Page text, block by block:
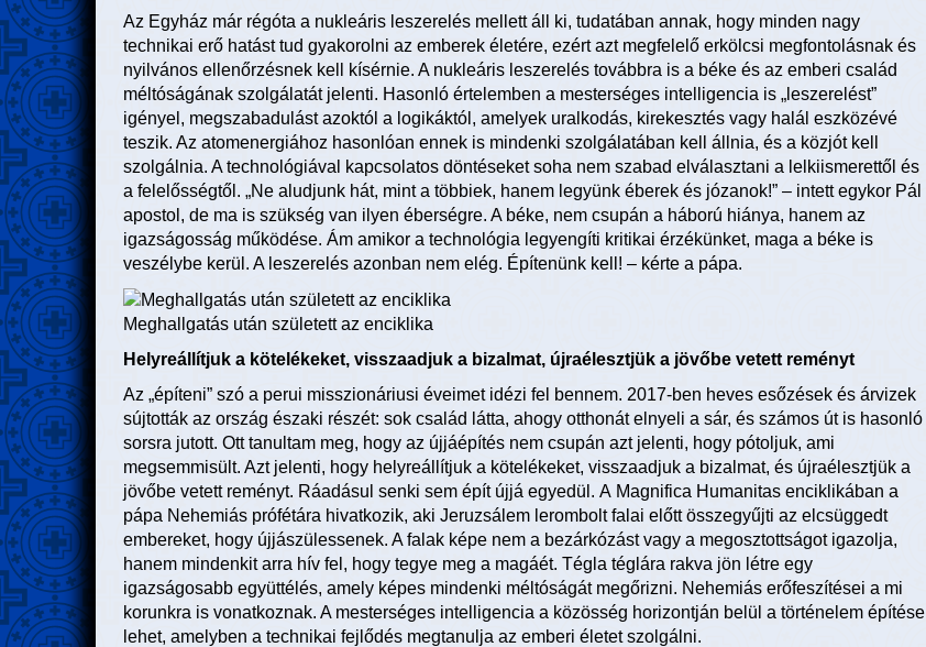
Az Egyház már régóta a nukleáris leszerelés mellett áll ki, tudatában annak, hogy minden nagy
technikai erő hatást tud gyakorolni az emberek életére, ezért azt megfelelő erkölcsi megfontolásnak és
nyilvános ellenőrzésnek kell kísérnie. A nukleáris leszerelés továbbra is a béke és az emberi család
méltóságának szolgálatát jelenti. Hasonló értelemben a mesterséges intelligencia is „leszerelést”
igényel, megszabadulást azoktól a logikáktól, amelyek uralkodás, kirekesztés vagy halál eszközévé
teszik. Az atomenergiához hasonlóan ennek is mindenki szolgálatában kell állnia, és a közjót kell
szolgálnia. A technológiával kapcsolatos döntéseket soha nem szabad elválasztani a lelkiismerettől és
a felelősségtől. „Ne aludjunk hát, mint a többiek, hanem legyünk éberek és józanok!” – intett egykor Pál
apostol, de ma is szükség van ilyen éberségre. A béke, nem csupán a háború hiánya, hanem az
igazságosság működése. Ám amikor a technológia legyengíti kritikai érzékünket, maga a béke is
veszélybe kerül. A leszerelés azonban nem elég. Építenünk kell! – kérte a pápa.
Meghallgatás után született az enciklika
Helyreállítjuk a kötelékeket, visszaadjuk a bizalmat, újraélesztjük a jövőbe vetett reményt
Az „építeni” szó a perui misszionáriusi éveimet idézi fel bennem. 2017-ben heves esőzések és árvizek
sújtották az ország északi részét: sok család látta, ahogy otthonát elnyeli a sár, és számos út is hasonló
sorsra jutott. Ott tanultam meg, hogy az újjáépítés nem csupán azt jelenti, hogy pótoljuk, ami
megsemmisült. Azt jelenti, hogy helyreállítjuk a kötelékeket, visszaadjuk a bizalmat, és újraélesztjük a
jövőbe vetett reményt. Ráadásul senki sem épít újjá egyedül. A Magnifica Humanitas enciklikában a
pápa Nehemiás prófétára hivatkozik, aki Jeruzsálem lerombolt falai előtt összegyűjti az elcsüggedt
embereket, hogy újjászülessenek. A falak képe nem a bezárkózást vagy a megosztottságot igazolja,
hanem mindenkit arra hív fel, hogy tegye meg a magáét. Tégla téglára rakva jön létre egy
igazságosabb együttélés, amely képes mindenki méltóságát megőrizni. Nehemiás erőfeszítései a mi
korunkra is vonatkoznak. A mesterséges intelligencia a közösség horizontján belül a történelem építése
lehet, amelyben a technikai fejlődés megtanulja az emberi életet szolgálni.